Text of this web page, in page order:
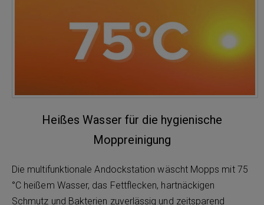
Heißes Wasser für die hygienische
Moppreinigung
Die multifunktionale Andockstation wäscht Mopps mit 75
°C heißem Wasser, das Fettflecken, hartnäckigen
Schmutz und Bakterien zuverlässig und zeitsparend